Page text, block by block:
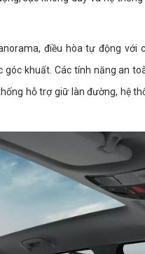
điều hòa tự động với
khuất. Các tính năng an
hỗ trợ giữ làn đường, hệ